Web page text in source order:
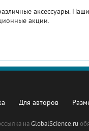
аксессуары.
акции.
Для авторов
наGlobalScience.ru